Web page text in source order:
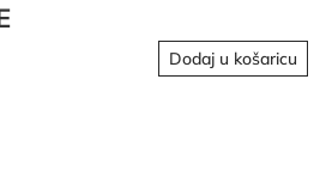
Dodaj u košaricu